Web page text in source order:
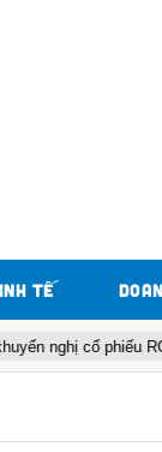
TẾ
cổ phiếu ROS